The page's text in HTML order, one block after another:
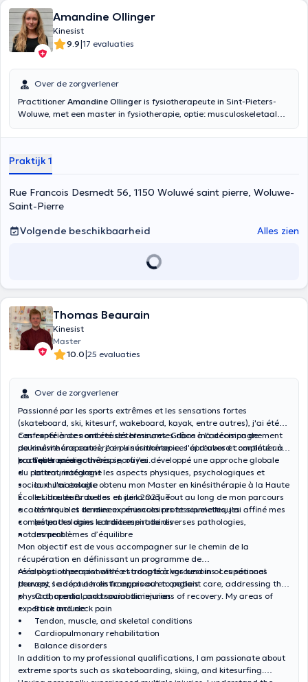
Amandine Ollinger
Kinesist
9.9|17 evaluaties
Over de zorgverlener
Practitioner Amandine Ollinger is fysiotherapeute in Sint-Pieters-
Woluwe, met een master in fysiotherapie, optie: musculoskeletaal
in orthopedie, sportfysiotherapie, traumatologie en algemene
praktijken te Sint-Pieters-Woluwe in Val des Seigneurs 121, 1150 en in
de Rue François Desmedt 56, 1150. Met zijn jarenlange
beroepservaring kan hij u helpen verlossen van lage rugpijn,
hoofdpijn, moeilijkheden in verband met een sportblessure of een
post-operatief trauma. Maak gerust een afspraak door mij te
contacteren op +32496059505 of via mijn Doctoranytime profiel.
Praktijk 1
Rue Francois Desmedt 56, 1150 Woluwé saint pierre, Woluwe-
Saint-Pierre
Volgende beschikbaarheid
Alles zien
Thomas Beaurain
Kinesist
Master
10.0|25 evaluaties
Over de zorgverlener
Passionné par les sports extrêmes et les sensations fortes
(skateboard, ski, kitesurf, wakeboard, kayak, entre autres), j'ai été
confronté à de nombreuses blessures. Grâce à l'accompagnement
de kinésithérapeutes, j'ai pu surmonter ces épreuves et continuer à
pratiquer mes activités sportives.
Ces expériences ont été déterminantes dans ma décision de
poursuivre une carrière en kinésithérapie. J'ai d'abord complété un
bachelier en ergothérapie, où j'ai développé une approche globale
du patient, intégrant les aspects physiques, psychologiques et
sociaux. J'ai ensuite obtenu mon Master en kinésithérapie à la Haute
École Libre de Bruxelles en juin 2023. Tout au long de mon parcours
académique et de mes expériences professionnelles, j'ai affiné mes
compétences dans le traitement de diverses pathologies,
notamment :
• l’orthopédie
• la traumatologie
• la rhumatologie
• les douleurs du dos et de la nuque
• les troubles tendineux, musculaires et squelettiques
• les pathologies cardiorespiratoires
• les problèmes d’équilibre
Mon objectif est de vous accompagner sur le chemin de la
récupération en définissant un programme de
rééducation personnalisé et adapté à vos besoins. Les séances
peuvent se dérouler en français ou en anglais.
As a physiotherapist with a strong background in occupational
therapy, I adopt a holistic approach to patient care, addressing the
physical, mental, and social dimensions of recovery. My areas of
expertise include:
• Orthopedic and traumatic injuries
• Back and neck pain
• Tendon, muscle, and skeletal conditions
• Cardiopulmonary rehabilitation
• Balance disorders
In addition to my professional qualifications, I am passionate about
extreme sports such as skateboarding, skiing, and kitesurfing.